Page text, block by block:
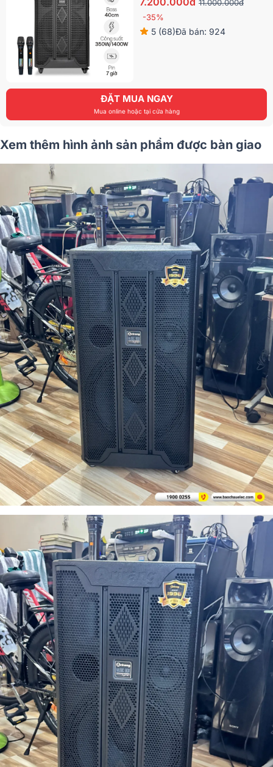
11.000.000đ
-35%
5 (68)Đã bán: 924
ĐẶT MUA NGAY
Mua online hoặc tại cửa hàng
Xem thêm hình ảnh sản phẩm được bàn giao